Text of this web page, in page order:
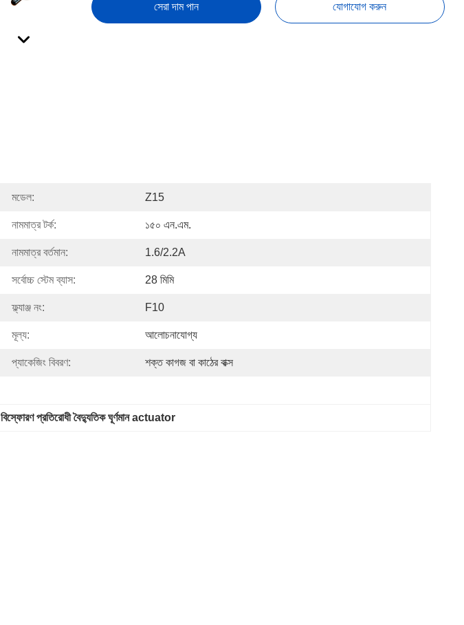
সেরা দাম পান যোগাযোগ করুন
মডেল: Z15
নামমাত্র টর্ক: ১৫০ এন.এম.
নামমাত্র বর্তমান: 1.6/2.2A
সর্বোচ্চ স্টেম ব্যাস: 28 মিমি
ফ্ল্যাঞ্জ নং: F10
মূল্য: আলোচনাযোগ্য
প্যাকেজিং বিবরণ: শক্ত কাগজ বা কাঠের বাক্স
বিস্ফোরণ প্রতিরোধী বৈদ্যুতিক ঘূর্ণমান actuator